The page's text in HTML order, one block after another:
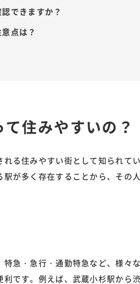
できますか？
点は？
住みやすいの？
る住みやすい街として知られて
が多く存在することから、その
急・急行・通勤特急など、様々
です。例えば、武蔵小杉駅から